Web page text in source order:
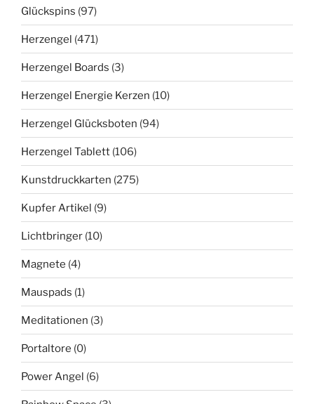
Glückspins (97)
Herzengel (471)
Herzengel Boards (3)
Herzengel Energie Kerzen (10)
Herzengel Glücksboten (94)
Herzengel Tablett (106)
Kunstdruckkarten (275)
Kupfer Artikel (9)
Lichtbringer (10)
Magnete (4)
Mauspads (1)
Meditationen (3)
Portaltore (0)
Power Angel (6)